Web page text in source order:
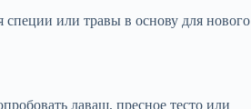
специи или травы в основу для нового
лаваш, пресное тесто или